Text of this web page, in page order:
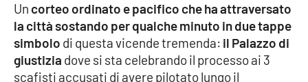
Imprese Di Calabria
Le perfidie di Antonella Grippo
Un corteo ordinato e pacifico che ha attraversato
la città sostando per qualche minuto in due tappe
simbolo di questa vicende tremenda: il Palazzo di
giustizia dove si sta celebrando il processo ai 3
scafisti accusati di avere pilotato lungo il